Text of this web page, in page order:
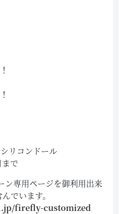
リコンドール
で
専用ページを御利用出来
でいます。
firefly-customized